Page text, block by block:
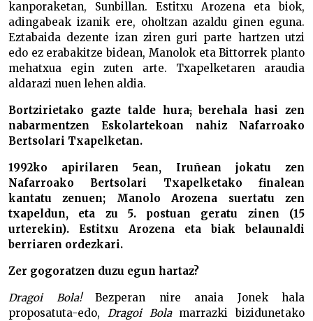
kanporaketan, Sunbillan. Estitxu Arozena eta biok,
adingabeak izanik ere, oholtzan azaldu ginen eguna.
Eztabaida dezente izan ziren guri parte hartzen utzi
edo ez erabakitze bidean, Manolok eta Bittorrek planto
mehatxua egin zuten arte. Txapelketaren araudia
aldarazi nuen lehen aldia.
Bortzirietako gazte talde hura,berehala hasi zen
nabarmentzen Eskolartekoan nahiz Nafarroako
Bertsolari Txapelketan.
1992ko apirilaren 5ean, Iruñean jokatu zen
Nafarroako Bertsolari Txapelketako finalean
kantatu zenuen; Manolo Arozena suertatu zen
txapeldun, eta zu 5. postuan geratu zinen (15
urterekin). Estitxu Arozena eta biak belaunaldi
berriaren ordezkari.
Zer gogoratzen duzu egun hartaz?
Dragoi Bola!Bezperan nire anaia Jonek hala
proposatuta-edo, Dragoi Bolamarrazki bizidunetako